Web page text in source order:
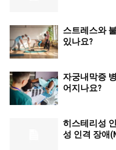
스트레스와
있나요?
자궁내막증
어지나요?
히스테리성
성 인격 장애